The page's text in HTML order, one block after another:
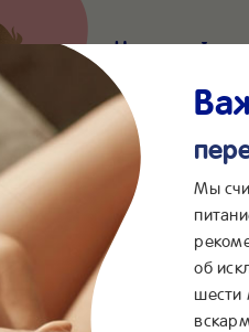
Наш новый
Сервисы
Мы
об
шести